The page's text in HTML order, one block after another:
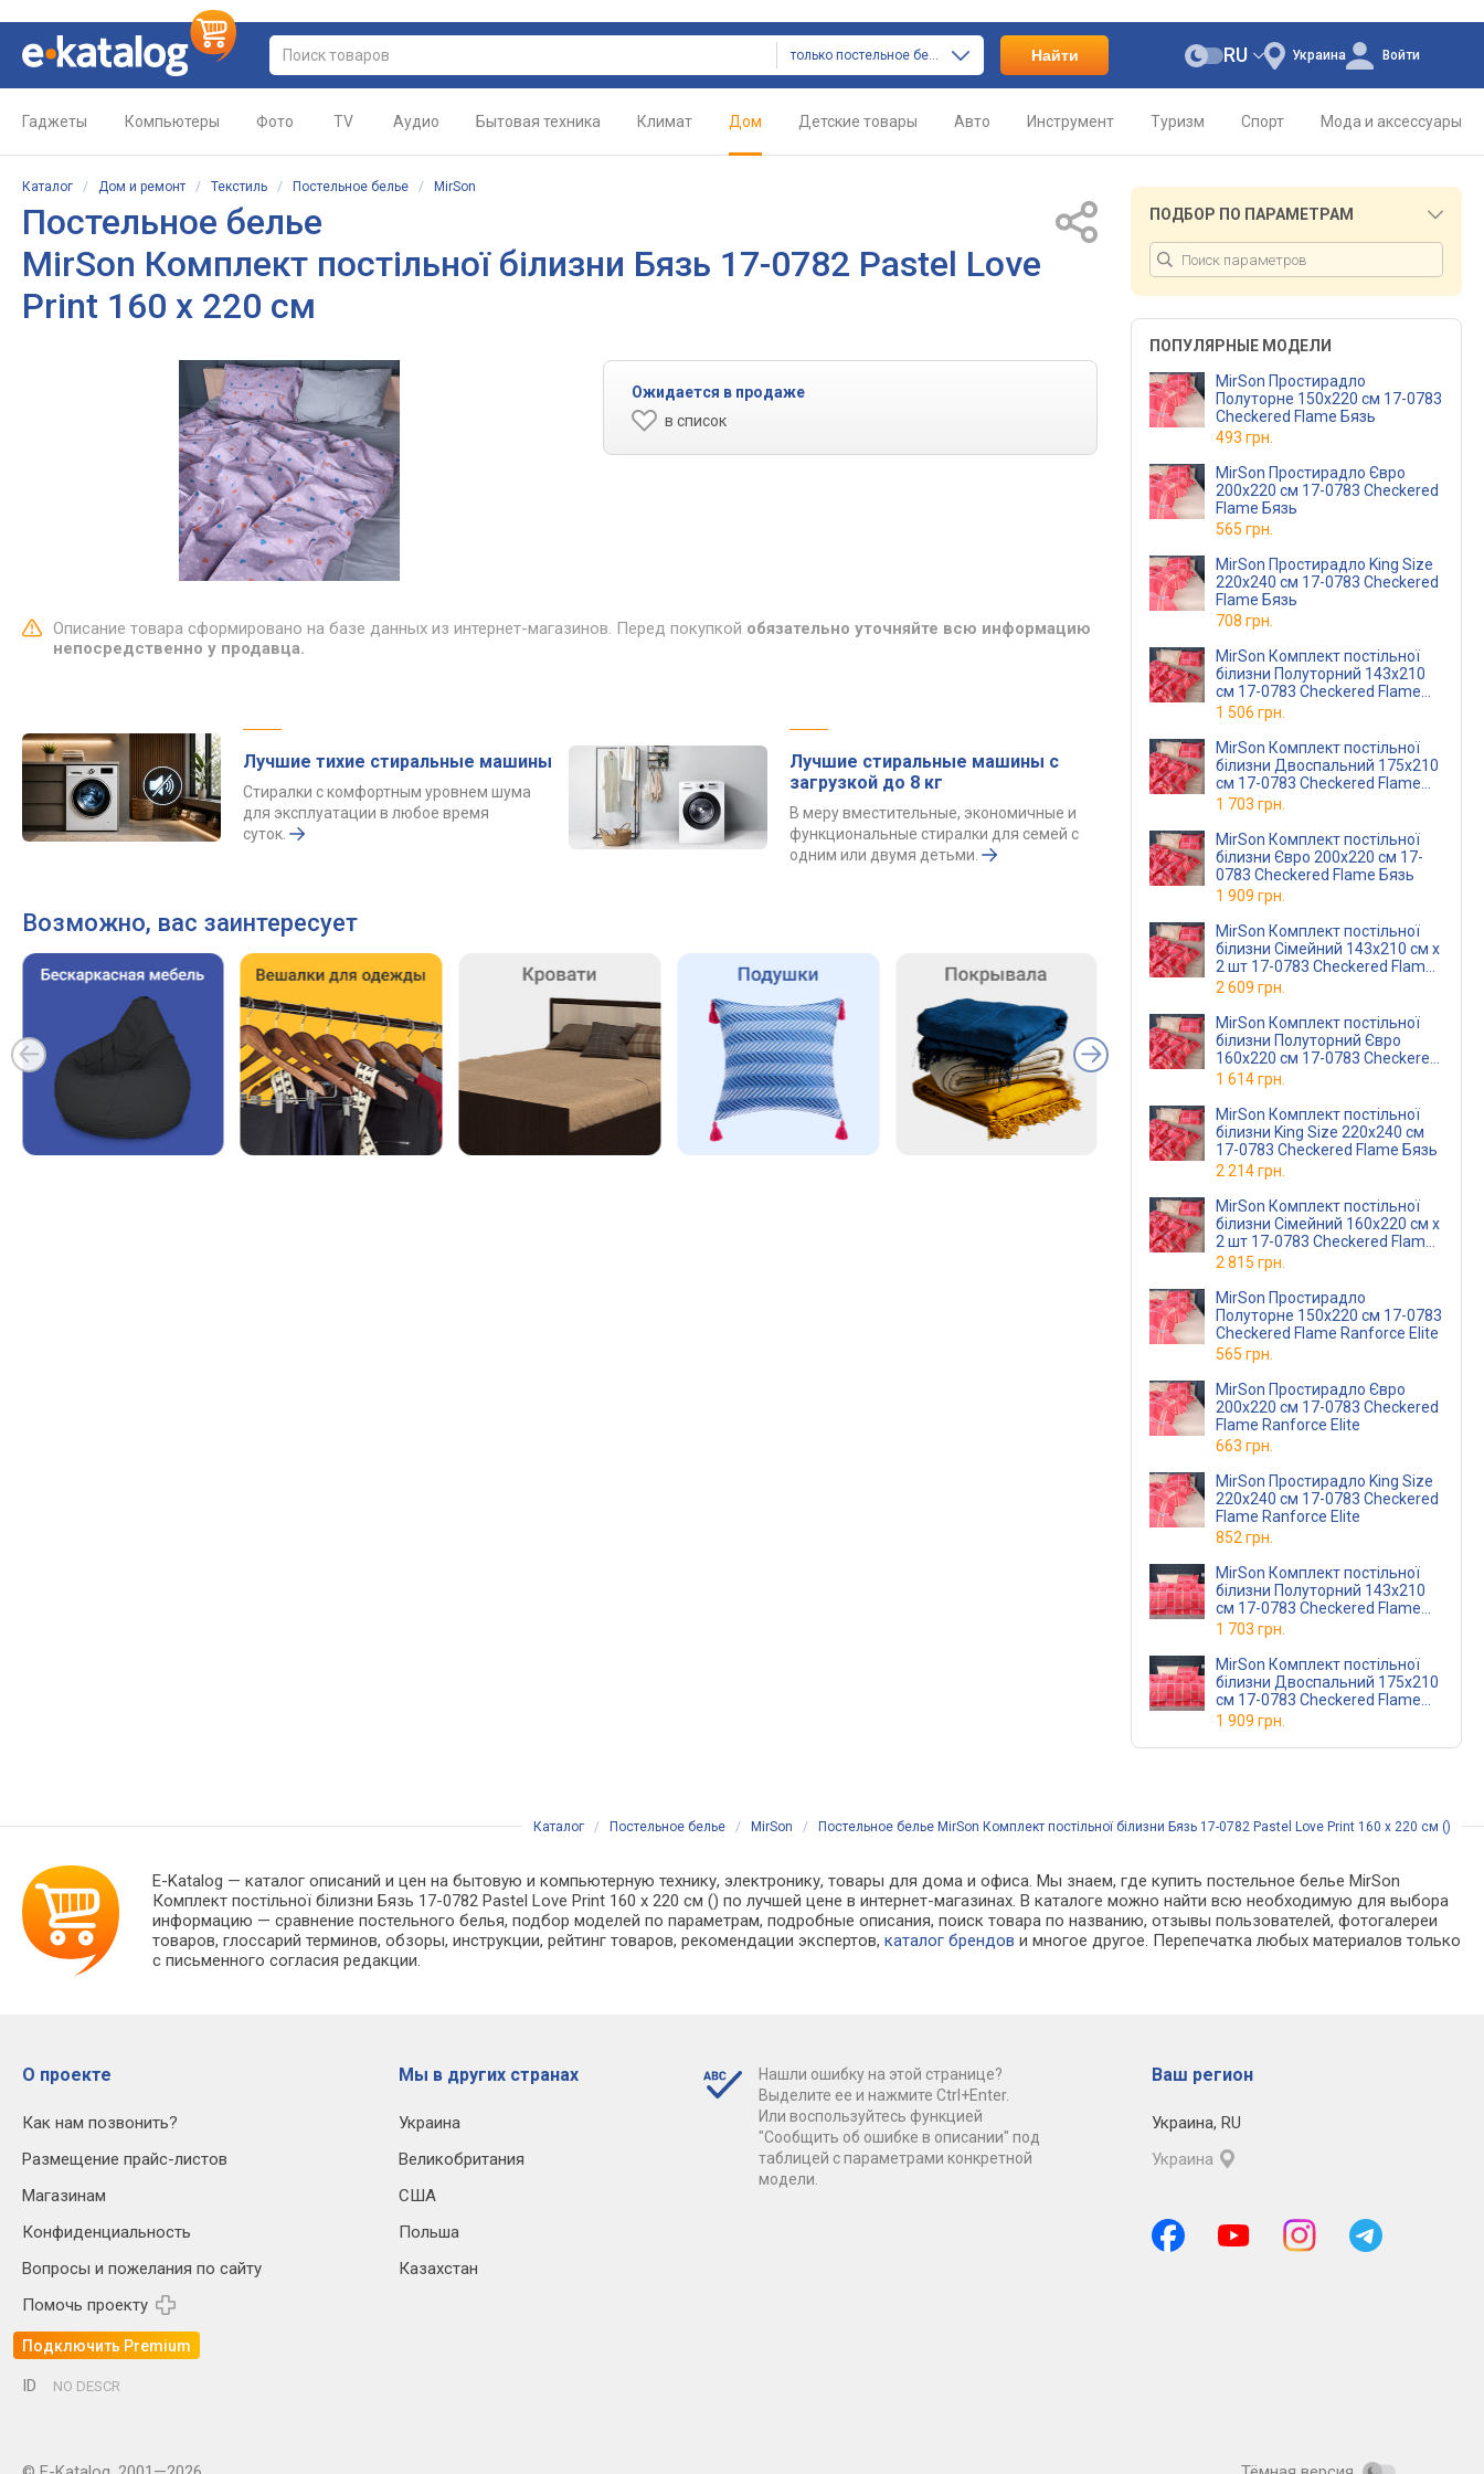
только постельное белье Найти Украина
RU Войти
Гаджеты Компьютеры Фото TV Аудио Бытовая техника Климат Дом Детские товары Авто Инструмент Туризм Спорт Мода и аксессуары
Каталог / Дом и ремонт / Текстиль / Постельное белье / MirSon
Постельное белье
MirSon Комплект постільної білизни Бязь 17-0782 Pastel Love
Print 160 x 220 см
Ожидается в продаже
в список
Описание товара сформировано на базе данных из интернет-магазинов. Перед покупкой обязательно уточняйте всю информацию
непосредственно у продавца.
Лучшие тихие стиральные машины
Стиралки с комфортным уровнем шума
для эксплуатации в любое время
суток.
Лучшие стиральные машины с
загрузкой до 8 кг
В меру вместительные, экономичные и
функциональные стиралки для семей с
одним или двумя детьми.
Возможно, вас заинтересует
ПОДБОР ПО ПАРАМЕТРАМ
ПОПУЛЯРНЫЕ МОДЕЛИ
MirSon Простирадло
Полуторне 150х220 см 17-0783
Checkered Flame Бязь
493 грн.
MirSon Простирадло Євро
200x220 см 17-0783 Checkered
Flame Бязь
565 грн.
MirSon Простирадло King Size
220x240 см 17-0783 Checkered
Flame Бязь
708 грн.
MirSon Комплект постільної
білизни Полуторний 143х210
см 17-0783 Checkered Flame
Бязь
1 506 грн.
MirSon Комплект постільної
білизни Двоспальний 175х210
см 17-0783 Checkered Flame
Бязь
1 703 грн.
MirSon Комплект постільної
білизни Євро 200х220 см 17-
0783 Checkered Flame Бязь
1 909 грн.
MirSon Комплект постільної
білизни Сімейний 143x210 см x
2 шт 17-0783 Checkered Flame
Бязь
2 609 грн.
MirSon Комплект постільної
білизни Полуторний Євро
160х220 см 17-0783 Checkered
Flame Бязь
1 614 грн.
MirSon Комплект постільної
білизни King Size 220х240 см
17-0783 Checkered Flame Бязь
2 214 грн.
MirSon Комплект постільної
білизни Сімейний 160x220 см x
2 шт 17-0783 Checkered Flame
Бязь
2 815 грн.
MirSon Простирадло
Полуторне 150х220 см 17-0783
Checkered Flame Ranforce Elite
565 грн.
MirSon Простирадло Євро
200x220 см 17-0783 Checkered
Flame Ranforce Elite
663 грн.
MirSon Простирадло King Size
220x240 см 17-0783 Checkered
Flame Ranforce Elite
852 грн.
MirSon Комплект постільної
білизни Полуторний 143х210
см 17-0783 Checkered Flame
Ranforce Elite
1 703 грн.
MirSon Комплект постільної
білизни Двоспальний 175х210
см 17-0783 Checkered Flame
Ranforce Elite
1 909 грн.
Каталог / Постельное белье / MirSon / Постельное белье MirSon Комплект постільної білизни Бязь 17-0782 Pastel Love Print 160 x 220 см ()
E-Katalog — каталог описаний и цен на бытовую и компьютерную технику, электронику, товары для дома и офиса. Мы знаем, где купить постельное белье MirSon
Комплект постільної білизни Бязь 17-0782 Pastel Love Print 160 x 220 см () по лучшей цене в интернет-магазинах. В каталоге можно найти всю необходимую для выбора
информацию — сравнение постельного белья, подбор моделей по параметрам, подробные описания, поиск товара по названию, отзывы пользователей, фотогалереи
товаров, глоссарий терминов, обзоры, инструкции, рейтинг товаров, рекомендации экспертов,каталог брендов и многое другое. Перепечатка любых материалов только
с письменного согласия редакции.
О проекте
Как нам позвонить?
Размещение прайс-листов
Магазинам
Конфиденциальность
Вопросы и пожелания по сайту
Помочь проекту
Подключить Premium
Мы в других странах
Украина
Великобритания
США
Польша
Казахстан
Нашли ошибку на этой странице?
Выделите ее и нажмите Ctrl+Enter.
Или воспользуйтесь функцией
"Сообщить об ошибке в описании" под
таблицей с параметрами конкретной
модели.
Ваш регион
Украина, RU
Украина
ID NO DESCR